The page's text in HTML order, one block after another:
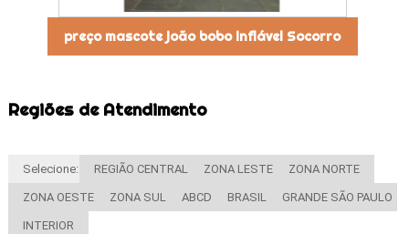
preço mascote joão bobo inflável Socorro
Regiões de Atendimento
Selecione: REGIÃO CENTRAL ZONA LESTE ZONA NORTE
ZONA OESTE ZONA SUL ABCD BRASIL GRANDE SÃO PAULO
INTERIOR